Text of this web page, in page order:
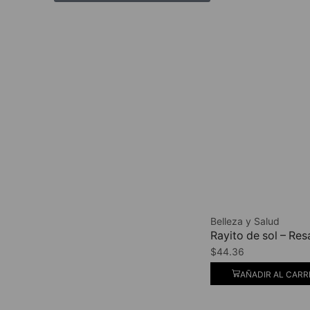
Belleza y Salud
Rayito de sol –
$44.36
AÑADIR AL